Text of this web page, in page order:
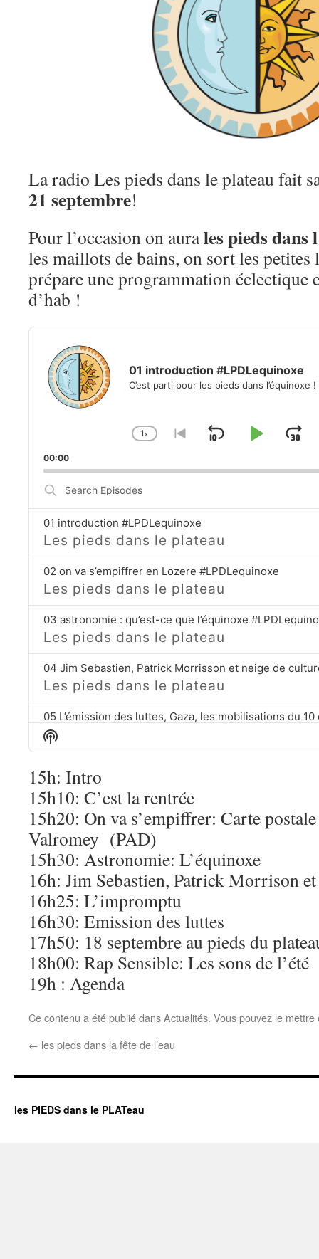
La radio Les pieds dans le plateau fait
21 septembre!
Pour l’occasion on aurales pieds dans
les maillots de bains, on sort les petites
prépare une programmation éclectique
d’hab !
Audio
Player
01 introduction #LPDLequinoxe
C’est parti pour les pieds dans l’équinoxe !
Change
Rate
1x
Go
previous
SkipPlay
00:00
Episodes
01 introduction #LPDLequinoxe
Les pieds dans le plateau
02 on va s’empiffrer en Lozere #LPDLequinoxe
Les pieds dans le plateau
03 astronomie : qu’est-ce que l’équinoxe
Les pieds dans le plateau
Les pieds dans le plateau
Les pieds dans le plateau
Les pieds dans le plateau
07 Agenda 21 septembre #LPDLequinoxe
Les pieds dans le plateau
Show
Podcast
15h: Intro
15h10: C’est la rentrée
15h20: On va s’empiffrer: Carte
Valromey (PAD)
15h30: Astronomie: L’équinoxe
16h: Jim Sebastien, Patrick Morrison
16h25: L’impromptu
16h30: Emission des luttes
17h50: 18 septembre au pieds du
18h00: Rap Sensible: Les sons de l’été
19h : Agenda
Ce contenu a été publié dansActualités. Vous pouvez le
← les pieds dans la fête de l’eau
les PIEDS dans le PLATeau